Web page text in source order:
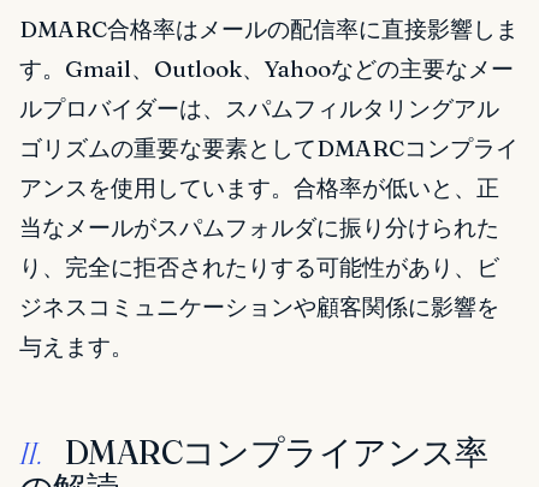
DMARC合格率はメールの配信率に直接影響しま
す。Gmail、Outlook、Yahooなどの主要なメー
ルプロバイダーは、スパムフィルタリングアル
ゴリズムの重要な要素としてDMARCコンプライ
アンスを使用しています。合格率が低いと、正
当なメールがスパムフォルダに振り分けられた
り、完全に拒否されたりする可能性があり、ビ
ジネスコミュニケーションや顧客関係に影響を
与えます。
II.
DMARCコンプライアンス率